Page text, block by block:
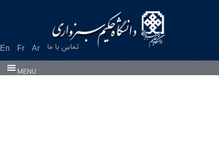
En Fr Ar تماس با ما
MENU